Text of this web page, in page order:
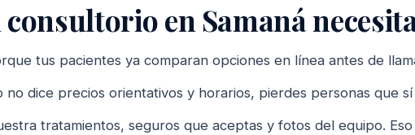
en Samaná
tus pacientes ya comparan opciones en línea antes de
no dice precios orientativos y horarios, pierdes personas que
tratamientos, seguros que aceptas y fotos del equipo.